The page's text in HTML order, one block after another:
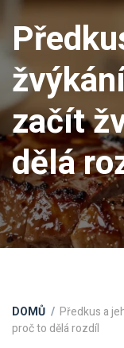
začít
dělá
DOMŮ
Předkus a
proč to dělá rozdíl